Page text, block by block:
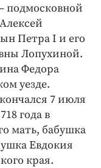
подмосковной
Петра I и его
Лопухиной.
Федора
уезде.
7 июля
года в
мать, бабушка
Евдокия
края.